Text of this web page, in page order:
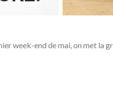
week-end de mai, on met la